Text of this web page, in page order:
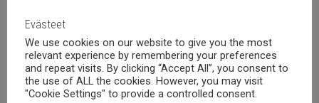
Tutustu myös
Evästeet
We use cookies on our website to give you the most
relevant experience by remembering your preferences
and repeat visits. By clicking “Accept All”, you consent to
the use of ALL the cookies. However, you may visit
"Cookie Settings" to provide a controlled consent.